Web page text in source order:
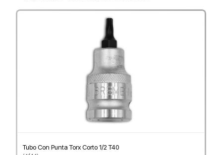
Tubo Con Punta Torx Corto 1/2 T40